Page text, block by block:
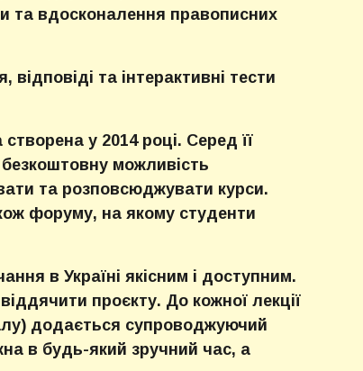
та вдосконалення правописних
та інтерактивні тести
у 2014 році. Серед її
можливість
та розповсюджувати курси.
форуму, на якому студенти
в Україні якісним і доступним.
проєкту. До кожної лекції
додається супроводжуючий
в будь-який зручний час, а